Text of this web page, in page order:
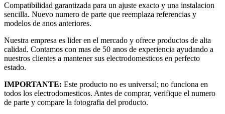
Compatibilidad garantizada para un ajuste exacto y una instalacion
sencilla. Nuevo numero de parte que reemplaza referencias y
modelos de anos anteriores.
Nuestra empresa es lider en el mercado y ofrece productos de alta
calidad. Contamos con mas de 50 anos de experiencia ayudando a
nuestros clientes a mantener sus electrodomesticos en perfecto
estado.
IMPORTANTE: Este producto no es universal; no funciona en
todos los electrodomesticos. Antes de comprar, verifique el numero
de parte y compare la fotografia del producto.